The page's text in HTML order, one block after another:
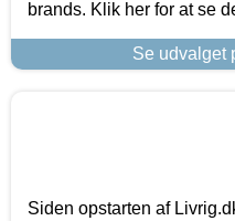
brands. Klik her for at se
Se udvalget
Siden opstarten af